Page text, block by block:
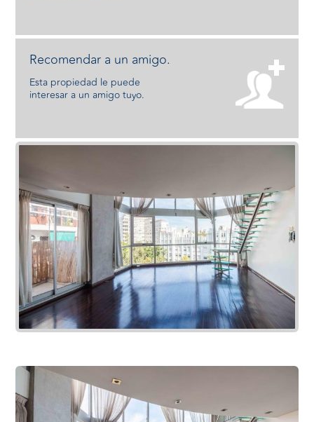
Recomendar a un amigo.
Esta propiedad le puede
interesar a un amigo tuyo.